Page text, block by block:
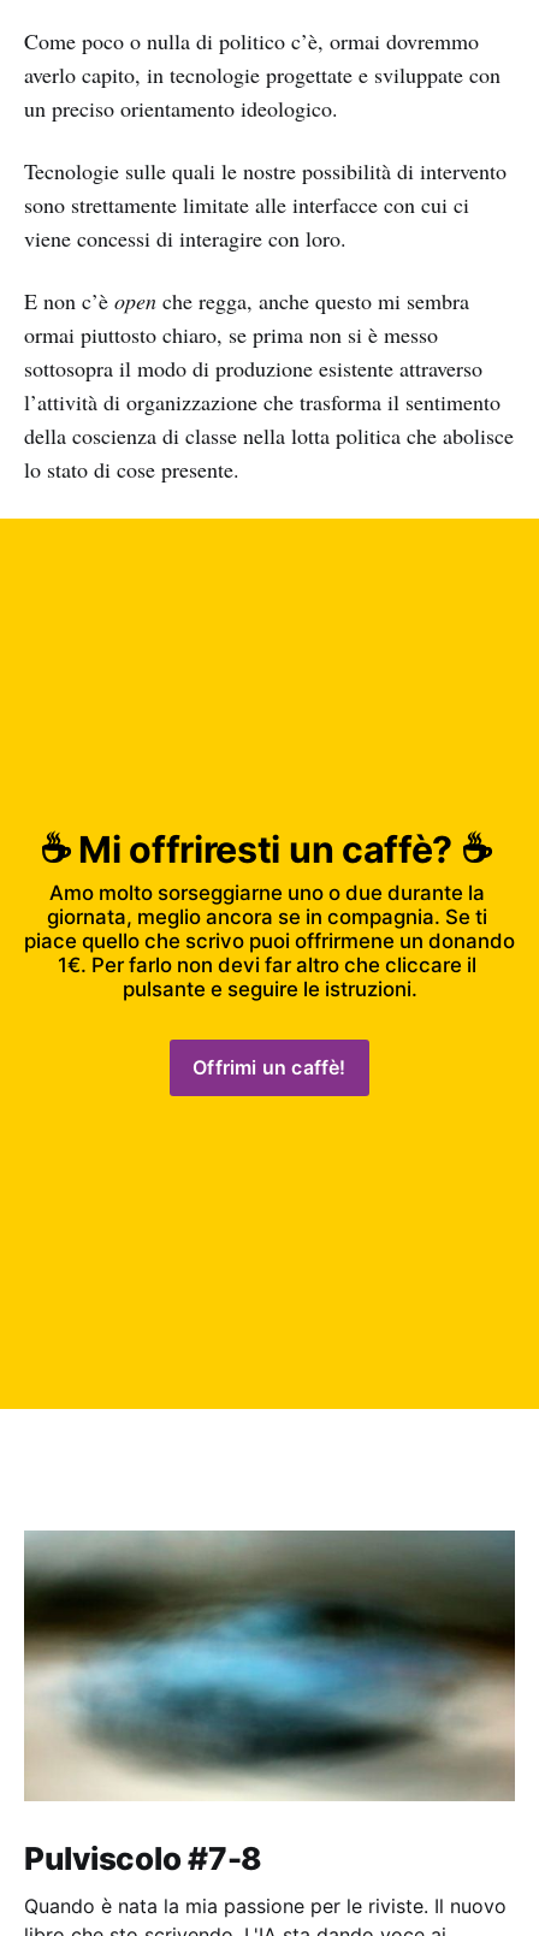
Come poco o nulla di politico c’è, ormai dovremmo
averlo capito, in tecnologie progettate e sviluppate con
un preciso orientamento ideologico.
Tecnologie sulle quali le nostre possibilità di intervento
sono strettamente limitate alle interfacce con cui ci
viene concessi di interagire con loro.
E non c’è open che regga, anche questo mi sembra
ormai piuttosto chiaro, se prima non si è messo
sottosopra il modo di produzione esistente attraverso
l’attività di organizzazione che trasforma il sentimento
della coscienza di classe nella lotta politica che abolisce
lo stato di cose presente.
☕️ Mi offriresti un caffè? ☕️
Amo molto sorseggiarne uno o due durante la
giornata, meglio ancora se in compagnia. Se ti
piace quello che scrivo puoi offrirmene un donando
1€. Per farlo non devi far altro che cliccare il
pulsante e seguire le istruzioni.
Offrimi un caffè!
Pulviscolo #7-8
Quando è nata la mia passione per le riviste. Il nuovo